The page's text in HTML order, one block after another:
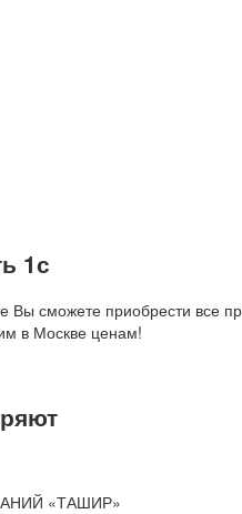
1с
Вы сможете приобрести все
в Москве ценам!
«ТАШИР»